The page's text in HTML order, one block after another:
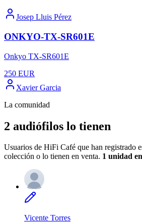
Josep Lluis Pérez
ONKYO-TX-SR601E
Onkyo TX-SR601E
250 EUR
Xavier Garcia
La comunidad
2 audiófilos lo tienen
Usuarios de HiFi Café que han registrado
colección o lo tienen en venta. 1 unidad
Vicente Torres